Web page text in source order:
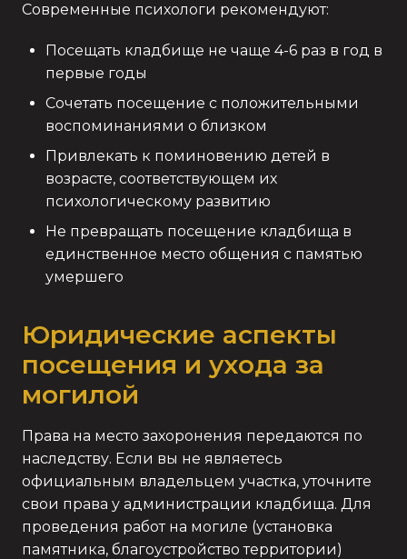
Современные психологи рекомендуют:
Посещать кладбище не чаще 4-6 раз в год в
первые годы
Сочетать посещение с положительными
воспоминаниями о близком
Привлекать к поминовению детей в
возрасте, соответствующем их
психологическому развитию
Не превращать посещение кладбища в
единственное место общения с памятью
умершего
Юридические аспекты
посещения и ухода за
могилой
Права на место захоронения передаются по
наследству. Если вы не являетесь
официальным владельцем участка, уточните
свои права у администрации кладбища. Для
проведения работ на могиле (установка
памятника, благоустройство территории)